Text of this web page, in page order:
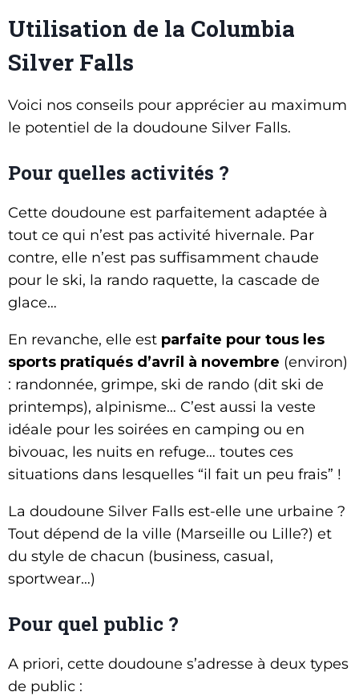
Utilisation de la Columbia
Silver Falls
Voici nos conseils pour apprécier au maximum
le potentiel de la doudoune Silver Falls.
Pour quelles activités ?
Cette doudoune est parfaitement adaptée à
tout ce qui n’est pas activité hivernale. Par
contre, elle n’est pas suffisamment chaude
pour le ski, la rando raquette, la cascade de
glace…
En revanche, elle est parfaite pour tous les
sports pratiqués d’avril à novembre (environ)
: randonnée, grimpe, ski de rando (dit ski de
printemps), alpinisme… C’est aussi la veste
idéale pour les soirées en camping ou en
bivouac, les nuits en refuge… toutes ces
situations dans lesquelles “il fait un peu frais” !
La doudoune Silver Falls est-elle une urbaine ?
Tout dépend de la ville (Marseille ou Lille?) et
du style de chacun (business, casual,
sportwear…)
Pour quel public ?
A priori, cette doudoune s’adresse à deux types
de public :